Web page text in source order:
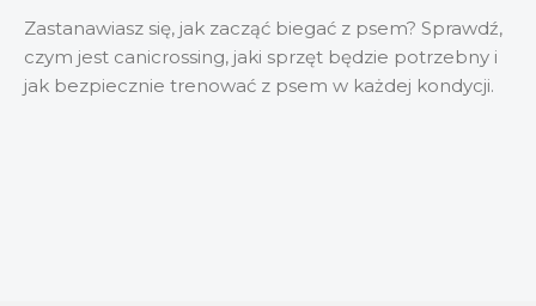
Zastanawiasz się, jak zacząć biegać z psem? Sprawdź,
czym jest canicrossing, jaki sprzęt będzie potrzebny i
jak bezpiecznie trenować z psem w każdej kondycji.